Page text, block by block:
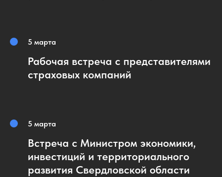
5 марта
Рабочая встреча с представителями
страховых компаний
5 марта
Встреча с Министром экономики,
инвестиций и территориального
развития Свердловской области